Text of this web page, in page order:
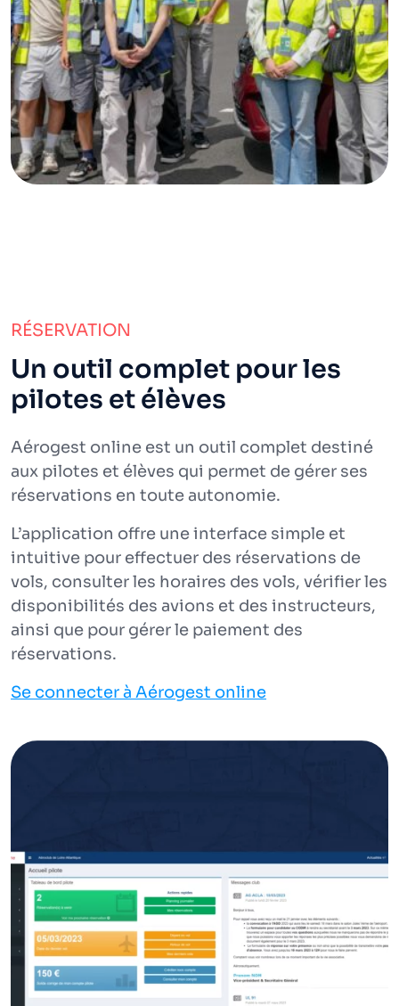
RÉSERVATION
Un outil complet pour les
pilotes et élèves
Aérogest online est un outil complet destiné
aux pilotes et élèves qui permet de gérer ses
réservations en toute autonomie.
L’application offre une interface simple et
intuitive pour effectuer des réservations de
vols, consulter les horaires des vols, vérifier les
disponibilités des avions et des instructeurs,
ainsi que pour gérer le paiement des
réservations.
Se connecter à Aérogest online